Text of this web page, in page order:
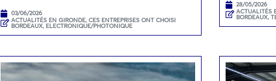
03/06/2026
ACTUALITÉS EN GIRONDE,CES ENTREPRISES ONT CHOISI
BORDEAUX, ELECTRONIQUE/PHOTONIQUE
28/05/2026
ACTUALITÉS
BORDEAUX,